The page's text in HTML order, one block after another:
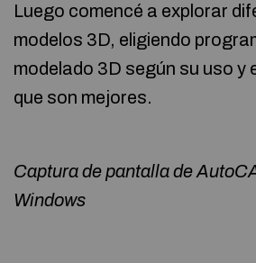
Luego comencé a explorar
modelos 3D, eligiendo
modelado 3D según su uso y
que son mejores.
Captura de pantalla de
Windows